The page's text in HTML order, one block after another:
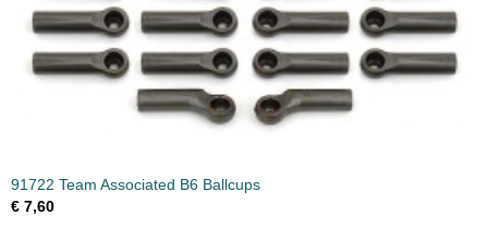
91722 Team Associated B6 Ballcups
€ 7,60